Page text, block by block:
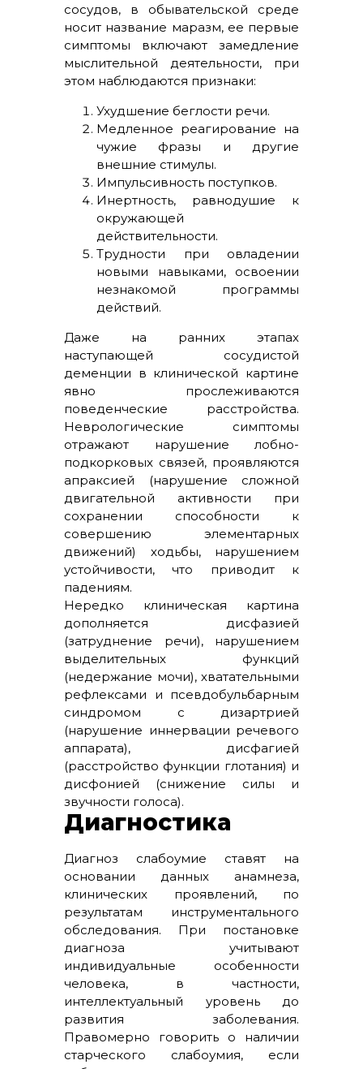
сосудов, в обывательской среде
носит название маразм, ее первые
симптомы включают замедление
мыслительной деятельности, при
этом наблюдаются признаки:
Ухудшение беглости речи.
Медленное реагирование на
чужие фразы и другие
внешние стимулы.
Импульсивность поступков.
Инертность, равнодушие к
окружающей
действительности.
Трудности при овладении
новыми навыками, освоении
незнакомой программы
действий.
Даже на ранних этапах
наступающей сосудистой
деменции в клинической картине
явно прослеживаются
поведенческие расстройства.
Неврологические симптомы
отражают нарушение лобно-
подкорковых связей, проявляются
апраксией (нарушение сложной
двигательной активности при
сохранении способности к
совершению элементарных
движений) ходьбы, нарушением
устойчивости, что приводит к
падениям.
Нередко клиническая картина
дополняется дисфазией
(затруднение речи), нарушением
выделительных функций
(недержание мочи), хватательными
рефлексами и псевдобульбарным
синдромом с дизартрией
(нарушение иннервации речевого
аппарата), дисфагией
(расстройство функции глотания) и
дисфонией (снижение силы и
звучности голоса).
Диагностика
Диагноз слабоумие ставят на
основании данных анамнеза,
клинических проявлений, по
результатам инструментального
обследования. При постановке
диагноза учитывают
индивидуальные особенности
человека, в частности,
интеллектуальный уровень до
развития заболевания.
Правомерно говорить о наличии
старческого слабоумия, если